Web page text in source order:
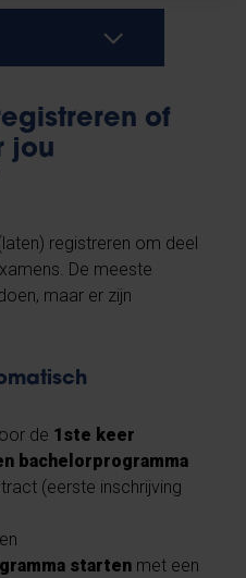
of
jou
registreren om deel
De meeste
maar er zijn
de 1ste keer
bachelorprogramma
(eerste inschrijving
starten met een